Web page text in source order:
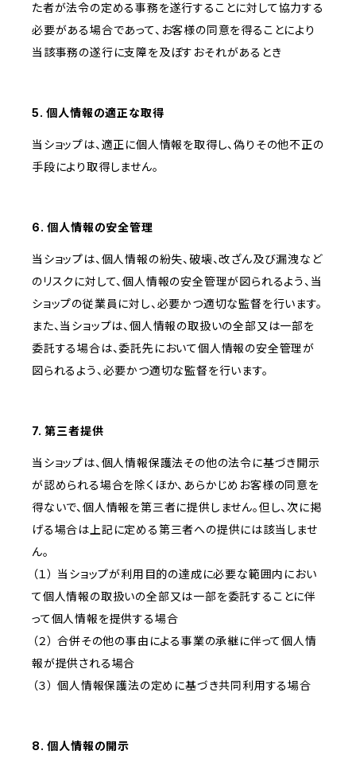
た者が法令の定める事務を遂行することに対して協力する
必要がある場合であって、お客様の同意を得ることにより
当該事務の遂行に支障を及ぼすおそれがあるとき
5. 個人情報の適正な取得
当ショップは、適正に個人情報を取得し、偽りその他不正の
手段により取得しません。
6. 個人情報の安全管理
当ショップは、個人情報の紛失、破壊、改ざん及び漏洩など
のリスクに対して、個人情報の安全管理が図られるよう、当
ショップの従業員に対し、必要かつ適切な監督を行います。
また、当ショップは、個人情報の取扱いの全部又は一部を
委託する場合は、委託先において個人情報の安全管理が
図られるよう、必要かつ適切な監督を行います。
7. 第三者提供
当ショップは、個人情報保護法その他の法令に基づき開示
が認められる場合を除くほか、あらかじめお客様の同意を
得ないで、個人情報を第三者に提供しません。但し、次に掲
げる場合は上記に定める第三者への提供には該当しませ
ん。
（１） 当ショップが利用目的の達成に必要な範囲内におい
て個人情報の取扱いの全部又は一部を委託することに伴
って個人情報を提供する場合
（２） 合併その他の事由による事業の承継に伴って個人情
報が提供される場合
（３） 個人情報保護法の定めに基づき共同利用する場合
8. 個人情報の開示